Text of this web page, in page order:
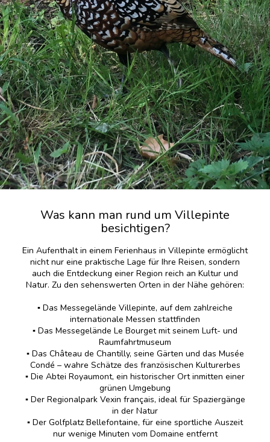
Was kann man rund um Villepinte
besichtigen?
Ein Aufenthalt in einem Ferienhaus in Villepinte ermöglicht
nicht nur eine praktische Lage für Ihre Reisen, sondern
auch die Entdeckung einer Region reich an Kultur und
Natur. Zu den sehenswerten Orten in der Nähe gehören:
▪️ Das Messegelände Villepinte, auf dem zahlreiche
internationale Messen stattfinden
▪️ Das Messegelände Le Bourget mit seinem Luft- und
Raumfahrtmuseum
▪️ Das Château de Chantilly, seine Gärten und das Musée
Condé – wahre Schätze des französischen Kulturerbes
▪️ Die Abtei Royaumont, ein historischer Ort inmitten einer
grünen Umgebung
▪️ Der Regionalpark Vexin français, ideal für Spaziergänge
in der Natur
▪️ Der Golfplatz Bellefontaine, für eine sportliche Auszeit
nur wenige Minuten vom Domaine entfernt